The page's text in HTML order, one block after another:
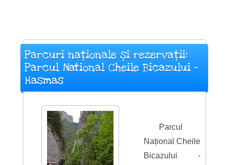
Parcuri naționale și rezervații:
Parcul National Cheile Bicazului -
Hasmas
Parcul
Național Cheile
Bicazului -